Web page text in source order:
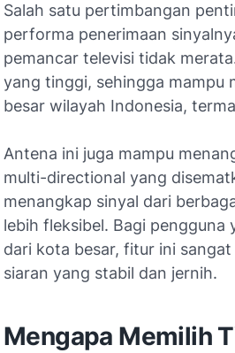
Salah satu pertimbangan
performa penerimaan
pemancar televisi tidak
yang tinggi, sehingga mampu
besar wilayah Indonesia,
Antena ini juga mampu
multi-directional yang
menangkap sinyal dari
lebih fleksibel. Bagi pengguna
dari kota besar, fitur ini
siaran yang stabil dan jernih.
Mengapa Memilih